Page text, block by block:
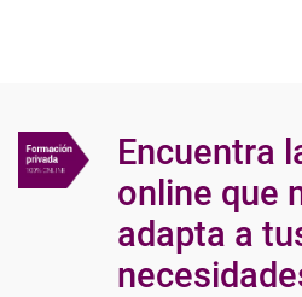
Encuentra
online que
adapta a